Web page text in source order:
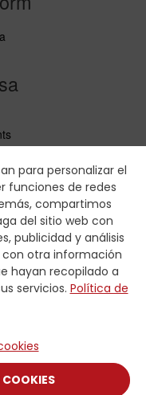
para personalizar el
funciones de redes
compartimos
del sitio web con
publicidad y análisis
otra información
hayan recopilado a
servicios. Política de